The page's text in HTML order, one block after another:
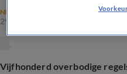
NEDERLANDSE POLITIEK
29 juni 2026, 10:45
Vijfhonderd overbodige